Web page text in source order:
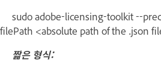
sudo adobe-licensing-toolkit --
filePath <absolute path of the .json
짧은 형식: